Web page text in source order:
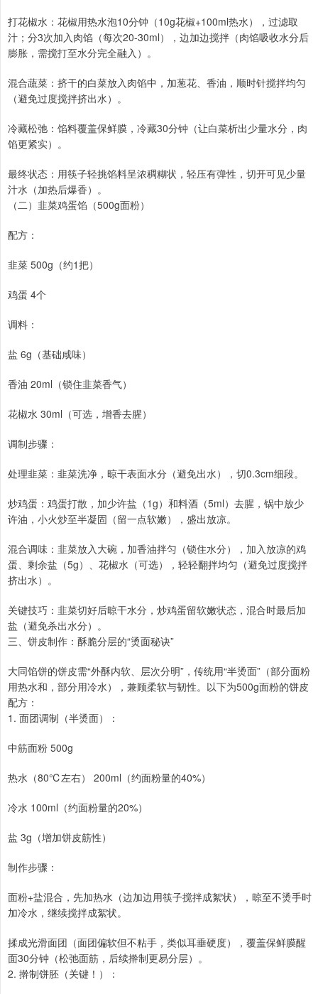
打花椒水：花椒用热水泡10分钟（10g花椒+100ml热水），过滤取
汁；分3次加入肉馅（每次20-30ml），边加边搅拌（肉馅吸收水分后
膨胀，需搅打至水分完全融入）。
混合蔬菜：挤干的白菜放入肉馅中，加葱花、香油，顺时针搅拌均匀
（避免过度搅拌挤出水）。
冷藏松弛：馅料覆盖保鲜膜，冷藏30分钟（让白菜析出少量水分，肉
馅更紧实）。
最终状态：用筷子轻挑馅料呈浓稠糊状，轻压有弹性，切开可见少量
汁水（加热后爆香）。
（二）韭菜鸡蛋馅（500g面粉）
配方：
韭菜 500g（约1把）
鸡蛋 4个
调料：
盐 6g（基础咸味）
香油 20ml（锁住韭菜香气）
花椒水 30ml（可选，增香去腥）
调制步骤：
处理韭菜：韭菜洗净，晾干表面水分（避免出水），切0.3cm细段。
炒鸡蛋：鸡蛋打散，加少许盐（1g）和料酒（5ml）去腥，锅中放少
许油，小火炒至半凝固（留一点软嫩），盛出放凉。
混合调味：韭菜放入大碗，加香油拌匀（锁住水分），加入放凉的鸡
蛋、剩余盐（5g）、花椒水（可选），轻轻翻拌均匀（避免过度搅拌
挤出水）。
关键技巧：韭菜切好后晾干水分，炒鸡蛋留软嫩状态，混合时最后加
盐（避免杀出水分）。
三、饼皮制作：酥脆分层的“烫面秘诀”
大同馅饼的饼皮需“外酥内软、层次分明”，传统用“半烫面”（部分面粉
用热水和，部分用冷水），兼顾柔软与韧性。以下为500g面粉的饼皮
配方：
1. 面团调制（半烫面）：
中筋面粉 500g
热水（80℃左右） 200ml（约面粉量的40%）
冷水 100ml（约面粉量的20%）
盐 3g（增加饼皮筋性）
制作步骤：
面粉+盐混合，先加热水（边加边用筷子搅拌成絮状），晾至不烫手时
加冷水，继续搅拌成絮状。
揉成光滑面团（面团偏软但不粘手，类似耳垂硬度），覆盖保鲜膜醒
面30分钟（松弛面筋，后续擀制更易分层）。
2. 擀制饼胚（关键！）：